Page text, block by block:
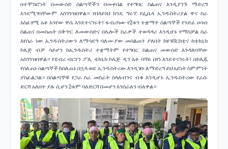
በተሞክሮነት በመውሰድ ሰልጣኞችን በመቀበል የተግባር ስልጠና እንዲያገኙ ማድረግ
እንደሚገባቸውም አስገንዝበዋል። የበላይነህ ክንዴ ግሩፕ የፌቤላ ኢንዱስትሪያል ዋና ስራ
አስፈፃሚ አቶ እንየው ዋሴ እንደተናገሩት፤ ፋብሪካው የ2ቱን ተቋማት ሰልጣኞች የንድፈ ሀሳብ
ስልጠና በመስጠት በቅጥር ለመውሰድና በሌሎች ስራዎች ተወዳዳሪ እንዲሆኑ የማስቻል ስራ
እየሰራ ነው ኢንዱስትሪውን ለማሳደግ ባለሙያው መሰልጠን ያለበት ከዩንቨርስቲና ከቴክኒክ
ኮሌጅ ብቻ ሳይሆን ከኢንዱስትሪ ተቋማትም የተግባር ስልጠና መውሰድ እንዳለባቸው
አስገንዝበዋል። የደብረ ብርሃን ፖሊ ቴክኒክ ኮሌጅ ዲን አቶ ባሻዬ በየነ እንደተናገሩት፤ በኮሌጁ
የሰለጠኑ ሰልጣኞች ከሰለጠኑ በኋላ ወደ ኢንዱስትሪው እንዲገቡ ለማድረግ ይህ አይነት ስምምነት
ያስፈልጋል። በሰልጣኞቹ የጋራ ስራ መስራት ስላለብንና ብቁ እንዲሆኑ ኢንዱስትሪው የራሱ
ድርሻ አለበት ያሉ ሲሆን 2ቱም ባለድርሻ በመሆን እንሰራለን ብለዋል።